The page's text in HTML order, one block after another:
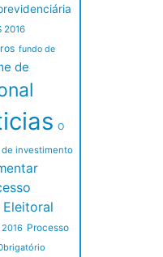
2016
fundo de
de
O
investimento
Processo